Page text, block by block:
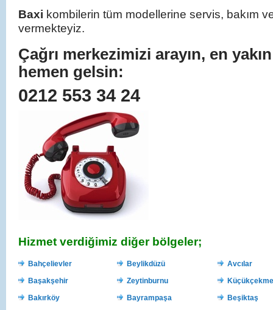
Baxi kombilerin tüm modellerine servis, bakım
vermekteyiz.
Çağrı merkezimizi arayın, en
hemen gelsin:
0212 553 34 24
Hizmet verdiğimiz diğer bölgeler;
Bahçelievler Beylikdüzü
Avcılar
Başakşehir
Zeytinburnu
Bakırköy
Bayrampaşa
Beşiktaş